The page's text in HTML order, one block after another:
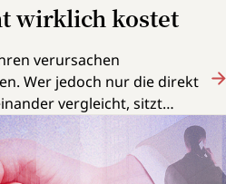
wirklich kostet
verursachen
Wer jedoch nur die direkt
vergleicht, sitzt
auf.